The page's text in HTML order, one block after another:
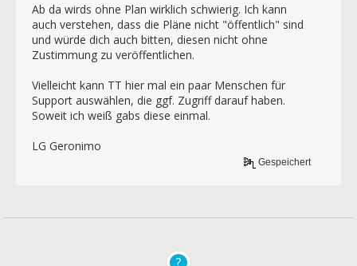
Ab da wirds ohne Plan wirklich schwierig. Ich kann
auch verstehen, dass die Pläne nicht "öffentlich" sind
und würde dich auch bitten, diesen nicht ohne
Zustimmung zu veröffentlichen.
Vielleicht kann TT hier mal ein paar Menschen für
Support auswählen, die ggf. Zugriff darauf haben.
Soweit ich weiß gabs diese einmal.
LG Geronimo
Gespeichert